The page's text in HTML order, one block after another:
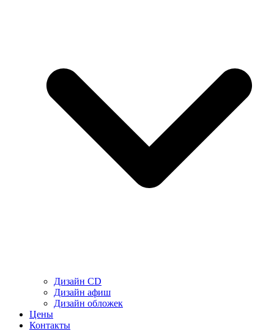
Дизайн CD
Дизайн афиш
Дизайн обложек
Цены
Контакты